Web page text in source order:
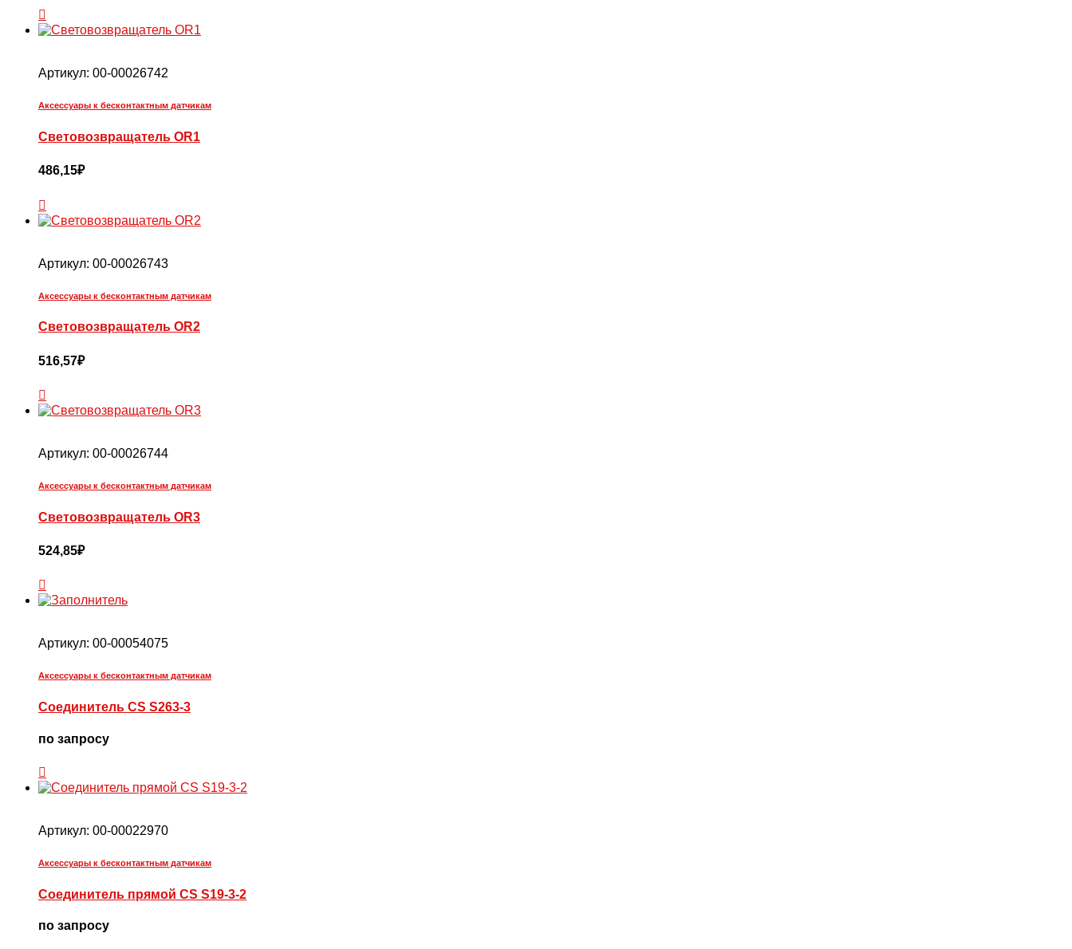
Артикул: 00-00026742
Аксессуары к бесконтактным датчикам
Световозвращатель OR1
486,15₽
Артикул: 00-00026743
Аксессуары к бесконтактным датчикам
Световозвращатель OR2
516,57₽
Артикул: 00-00026744
Аксессуары к бесконтактным датчикам
Световозвращатель OR3
524,85₽
Артикул: 00-00054075
Аксессуары к бесконтактным датчикам
Соединитель CS S263-3
по запросу
Артикул: 00-00022970
Аксессуары к бесконтактным датчикам
Соединитель прямой CS S19-3-2
по запросу